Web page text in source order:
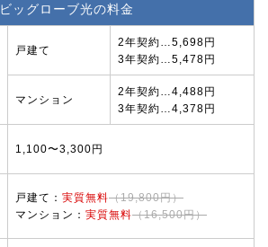
ビッグローブ光の料金
戸建て
2年契約…5,698円
3年契約…5,478円
マンション
2年契約…4,488円
3年契約…4,378円
1,100〜3,300円
戸建て： 実質無料（19,800円）
マンション： 実質無料（16,500円）